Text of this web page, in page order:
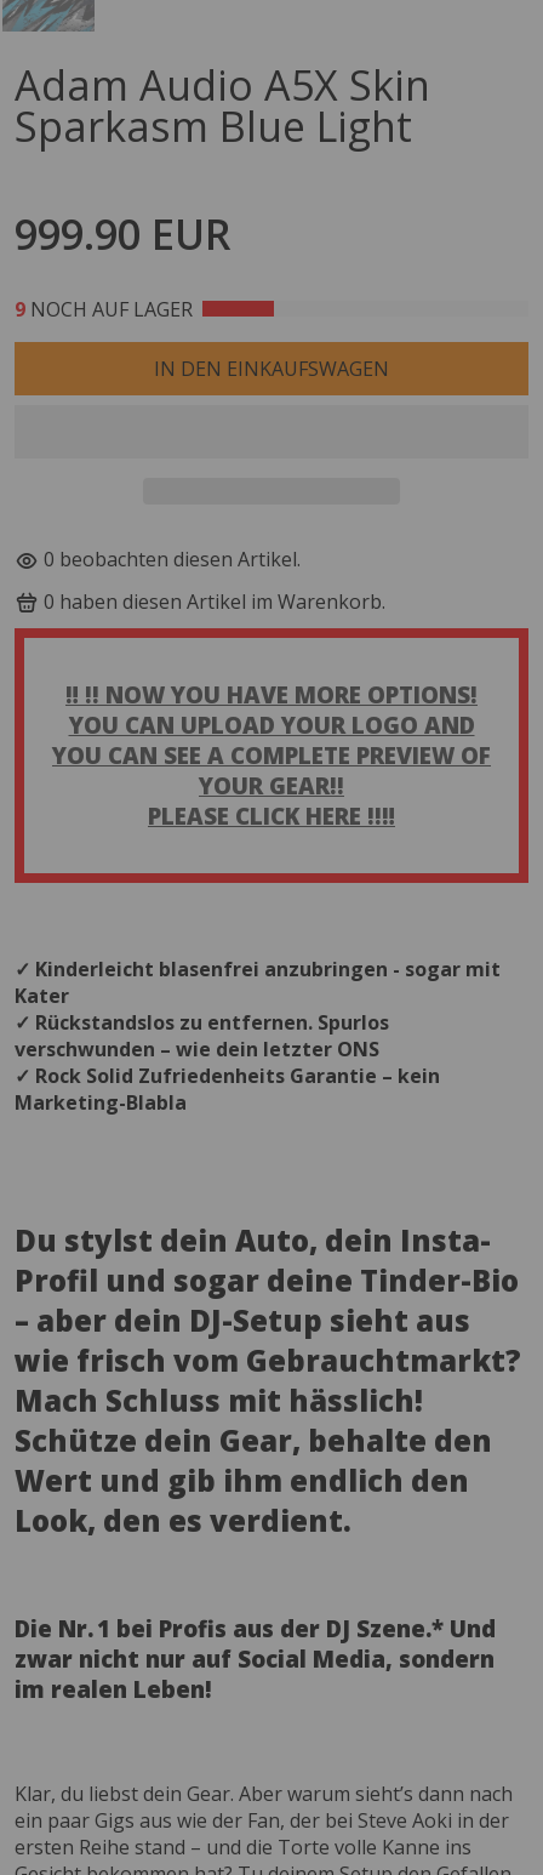
Adam Audio A5X Skin
Sparkasm Blue Light
999.90 EUR
9 NOCH AUF LAGER
IN DEN EINKAUFSWAGEN
10 beobachten diesen Artikel.
9 haben diesen Artikel im Warenkorb.
‼️ !! NOW YOU HAVE MORE OPTIONS!
YOU CAN UPLOAD YOUR LOGO AND
YOU CAN SEE A COMPLETE PREVIEW OF
YOUR GEAR!!
PLEASE CLICK HERE !!‼️
✓ Kinderleicht blasenfrei anzubringen - sogar mit
Kater
✓ Rückstandslos zu entfernen. Spurlos
verschwunden – wie dein letzter ONS
✓ Rock Solid Zufriedenheits Garantie – kein
Marketing-Blabla
Du stylst dein Auto, dein Insta-
Profil und sogar deine Tinder-Bio
– aber dein DJ-Setup sieht aus
wie frisch vom Gebrauchtmarkt?
Mach Schluss mit hässlich!
Schütze dein Gear, behalte den
Wert und gib ihm endlich den
Look, den es verdient.
Die Nr. 1 bei Profis aus der DJ Szene.* Und
zwar nicht nur auf Social Media, sondern
im realen Leben!
Klar, du liebst dein Gear. Aber warum sieht’s dann nach
ein paar Gigs aus wie der Fan, der bei Steve Aoki in der
ersten Reihe stand – und die Torte volle Kanne ins